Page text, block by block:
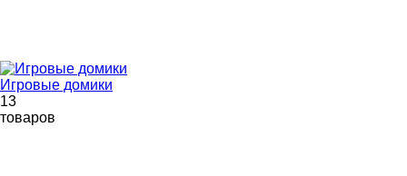
Игровые домики
13
товаров